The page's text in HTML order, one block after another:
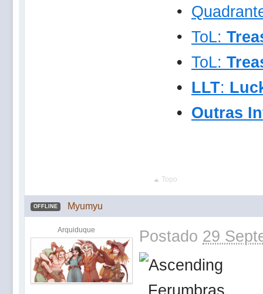
• Q
• ToL:
• ToL:
• LLT:
• Outras
Topo
OFFLINE Myumyu
Arquiduque Postado 29